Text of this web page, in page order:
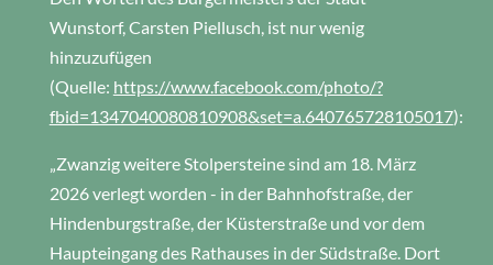
Wunstorf, Carsten Piellusch, ist nur wenig
hinzuzufügen
(Quelle: https://www.facebook.com/photo/?
fbid=1347040080810908&set=a.640765728105017):
„Zwanzig weitere Stolpersteine sind am 18. März
2026 verlegt worden - in der Bahnhofstraße, der
Hindenburgstraße, der Küsterstraße und vor dem
Haupteingang des Rathauses in der Südstraße. Dort